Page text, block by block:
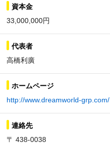
資本金
33,000,000円
代表者
高橋利廣
ホームページ
http://www.dreamworld-grp.com/
連絡先
〒 438-0038